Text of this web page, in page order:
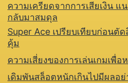
ความเครียดจากการเสียเงิน แ
กลับมาสมดุล
Super Ace เปรียบเทียบก่อนตั
คุ้ม
ความเสี่ยงของการเล่นเกมเพื่
เดิมพันสล็อตหนักเกินไปมีผลอย่